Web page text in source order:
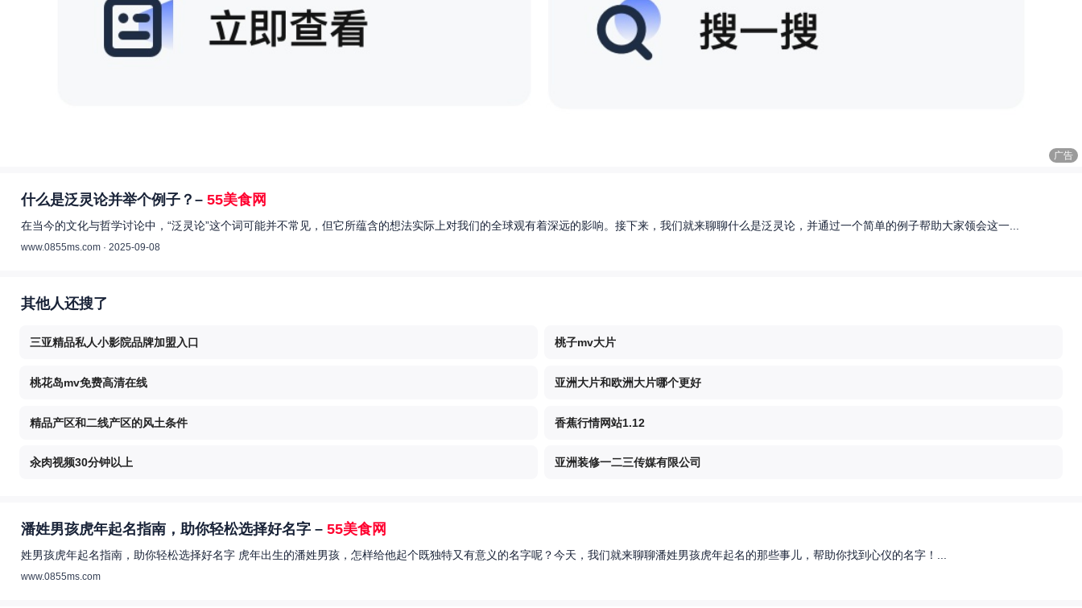
广告
什么是泛灵论并举个例子？– 55美食网
在当今的文化与哲学讨论中，“泛灵论”这个词可能并不常见，但它所蕴含的想法实际上对我们的全球观有着深远的影响。接下来，我们就来聊聊什么是泛灵论，并通过一个简单的例子帮助大家领会这一...
www.0855ms.com · 2025-09-08
其他人还搜了
三亚精品私人小影院品牌加盟入口 桃子mv大片
桃花岛mv免费高清在线 亚洲大片和欧洲大片哪个更好
精品产区和二线产区的风土条件 香蕉行情网站1.12
汆肉视频30分钟以上 亚洲装修一二三传媒有限公司
潘姓男孩虎年起名指南，助你轻松选择好名字 – 55美食网
姓男孩虎年起名指南，助你轻松选择好名字 虎年出生的潘姓男孩，怎样给他起个既独特又有意义的名字呢？今天，我们就来聊聊潘姓男孩虎年起名的那些事儿，帮助你找到心仪的名字！...
www.0855ms.com